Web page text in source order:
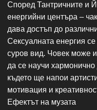
Според Тантричните и
енергийни центъра –
дава достъп до
Сексуалната енергия
суров вид. Човек може
да се научи хармонично
където ще напои
мотивация и
Ефектът на музата